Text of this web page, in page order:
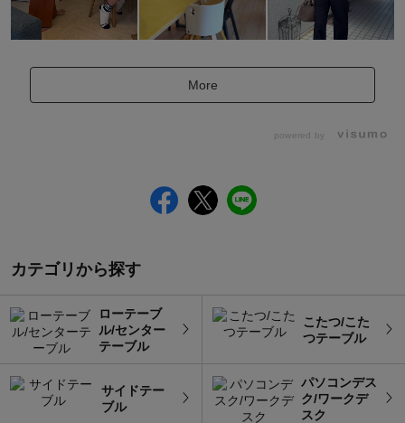
More
powered by
カテゴリから探す
ローテーブ
ル/センター
テーブル
こたつ/こた
つテーブル
サイドテー
ブル
パソコンデス
ク/ワークデ
スク